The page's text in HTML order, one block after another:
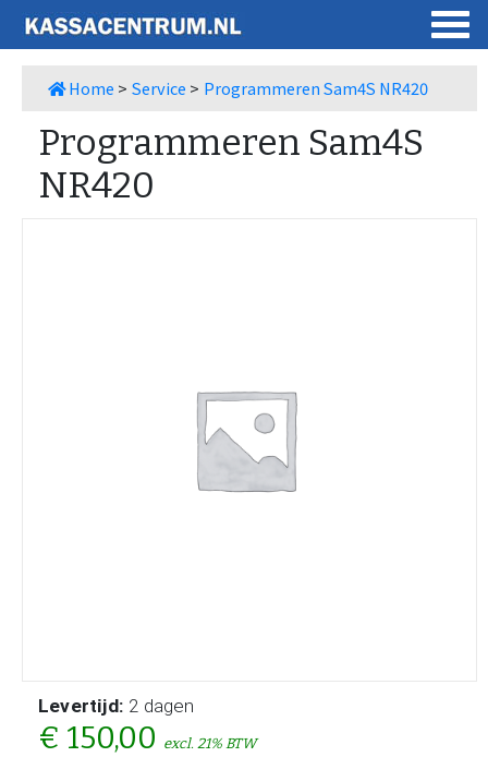
Home > Service > Programmeren Sam4S NR420
Programmeren Sam4S
NR420
Levertijd: 2 dagen
€ 150,00 excl. 21% BTW